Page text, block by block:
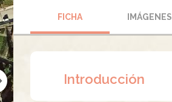
FICHA IMÁGENES
Introducción